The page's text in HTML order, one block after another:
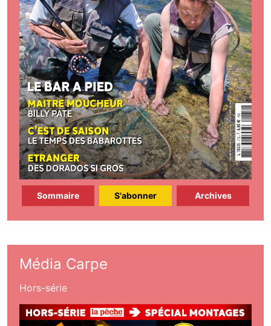
Sommaire S'abonner Archives
Média Carpe
Hors-série